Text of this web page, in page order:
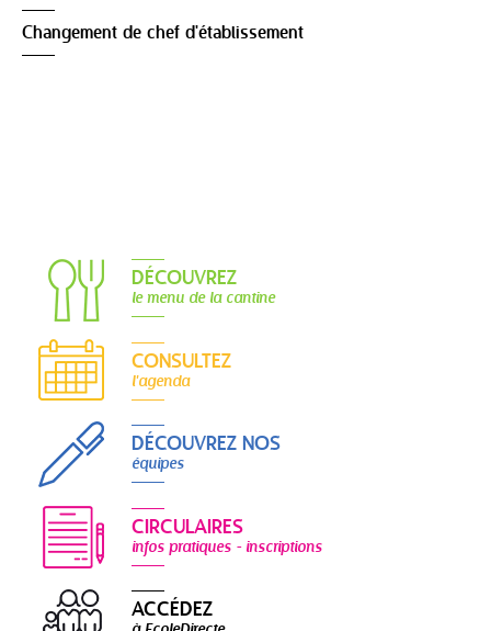
Changement de chef d'établissement
DÉCOUVREZ
le menu de la cantine
CONSULTEZ
l'agenda
DÉCOUVREZ NOS
équipes
CIRCULAIRES
infos pratiques - inscriptions
ACCÉDEZ